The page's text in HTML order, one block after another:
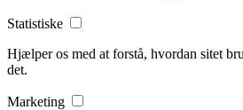
Statistiske
Hjælper os med at forstå, hvordan sitet
det.
Marketing